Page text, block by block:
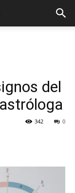
del
0
342